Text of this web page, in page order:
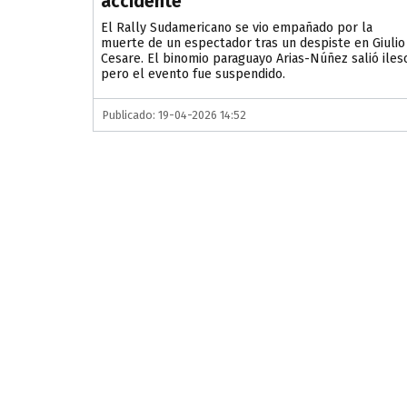
El Rally Sudamericano se vio empañado por la
muerte de un espectador tras un despiste en Giulio
Cesare. El binomio paraguayo Arias-Núñez salió
pero el evento fue suspendido.
Publicado: 19-04-2026 14:52